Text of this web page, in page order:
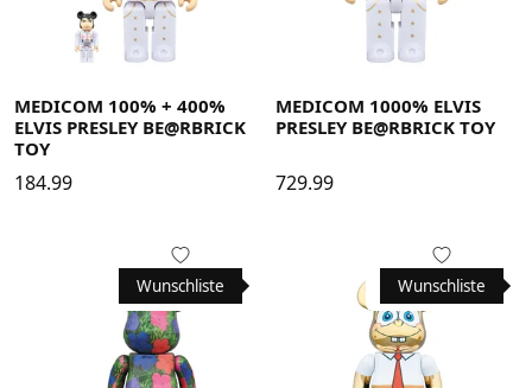
MEDICOM 100% + 400%
ELVIS PRESLEY BE@RBRICK
TOY
184.99
MEDICOM 1000% ELVIS
PRESLEY BE@RBRICK TOY
729.99
Wunschliste Wunschliste